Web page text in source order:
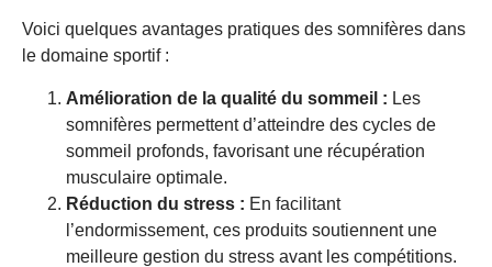
Voici quelques avantages pratiques des somnifères dans
le domaine sportif :
Amélioration de la qualité du sommeil : Les
somnifères permettent d’atteindre des cycles de
sommeil profonds, favorisant une récupération
musculaire optimale.
Réduction du stress : En facilitant
l’endormissement, ces produits soutiennent une
meilleure gestion du stress avant les compétitions.